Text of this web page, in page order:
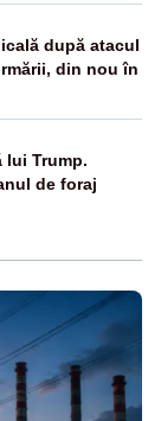
după atacul
din nou în
lui Trump.
de foraj